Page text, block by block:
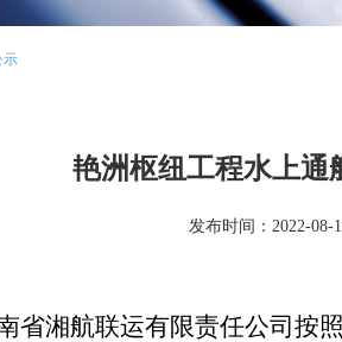
示
艳洲枢纽工程水上通
发布时间：2022-08-
省湘航联运有限责任公司按